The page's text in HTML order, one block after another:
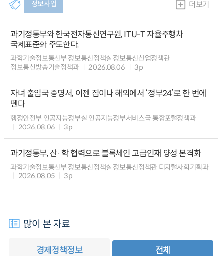
정보사업 더보기
과기정통부와 한국전자통신연구원, ITU-T 자율주행차
국제표준화 주도한다.
과학기술정보통신부 정보통신정책실 정보통신산업정책관
정보통신방송기술정책과
2026.08.06 3p
자녀 출입국 증명서, 이젠 집이나 해외에서 ‘정부24’로 한 번에
뗀다
행정안전부 인공지능정부실 인공지능정부서비스국 통합포털정책과
2026.08.06
3p
과기정통부, 산·학 협력으로 블록체인 고급인재 양성 본격화
과학기술정보통신부 정보통신정책실 정보통신정책관 디지털사회기획과
2026.08.05
3p
많이 본 자료
경제정책정보 전체